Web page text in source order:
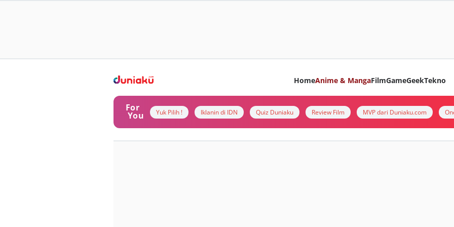
HomeAnime & MangaFilmGameGeekTekno
For
You Yuk Pilih ! Iklanin di IDN Quiz Duniaku Review Film MVP dari Duniaku.com